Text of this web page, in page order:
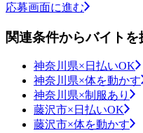
応募画面に進む
関連条件からバイトを
神奈川県×日払いOK
神奈川県×体を動かす
神奈川県×制服あり
藤沢市×日払いOK
藤沢市×体を動かす